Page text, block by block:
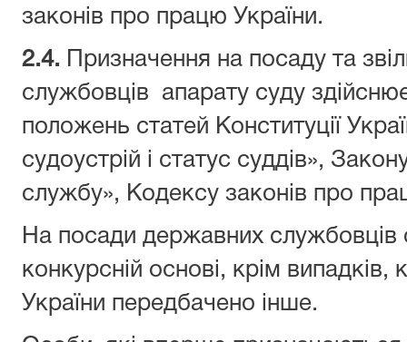
законів про працю України.
2.4. Призначення на посаду та
службовців апарату суду
положень статей Конституції
судоустрій і статус суддів»,
службу», Кодексу законів про
На посади державних
конкурсній основі, крім
України передбачено інше.